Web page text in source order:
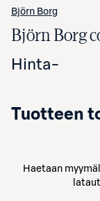
Björn Borg
Björn Borg
Hinta-
Tuotteen
Haetaan